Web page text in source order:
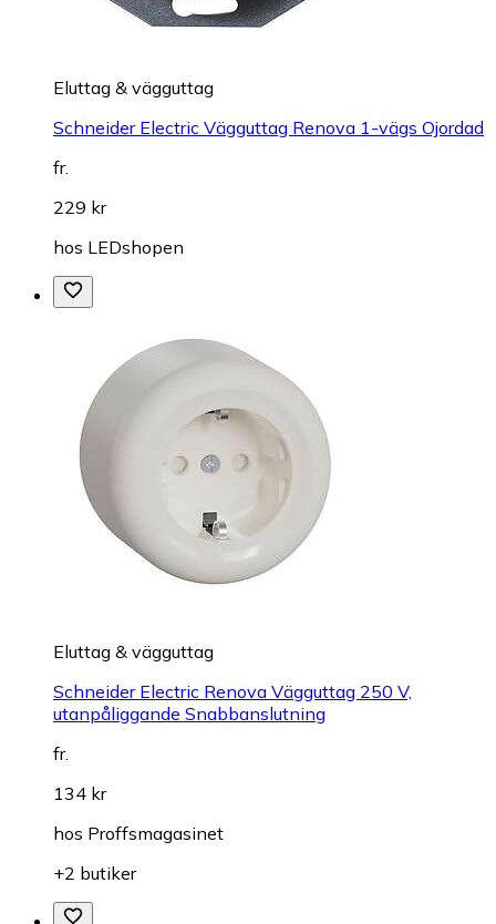
Eluttag & vägguttag
Schneider Electric Vägguttag Renova 1-vägs Ojordad
fr.
229 kr
hos LEDshopen
Eluttag & vägguttag
Schneider Electric Renova Vägguttag 250 V,
utanpåliggande Snabbanslutning
fr.
134 kr
hos Proffsmagasinet
+2 butiker